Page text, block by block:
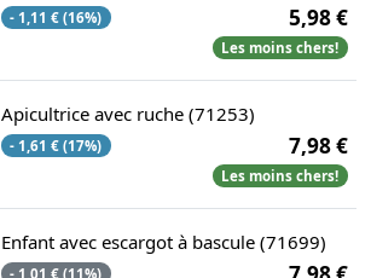
- 1,11 € (16%) 5,98 €
Les moins chers!
Apicultrice avec ruche (71253)
- 1,61 € (17%) 7,98 €
Les moins chers!
Enfant avec escargot à bascule (71699)
- 1,01 € (11%)